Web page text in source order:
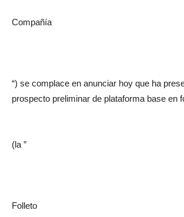
Compañía
“) se complace en anunciar hoy que ha
prospecto preliminar de plataforma base en
(la ”
Folleto